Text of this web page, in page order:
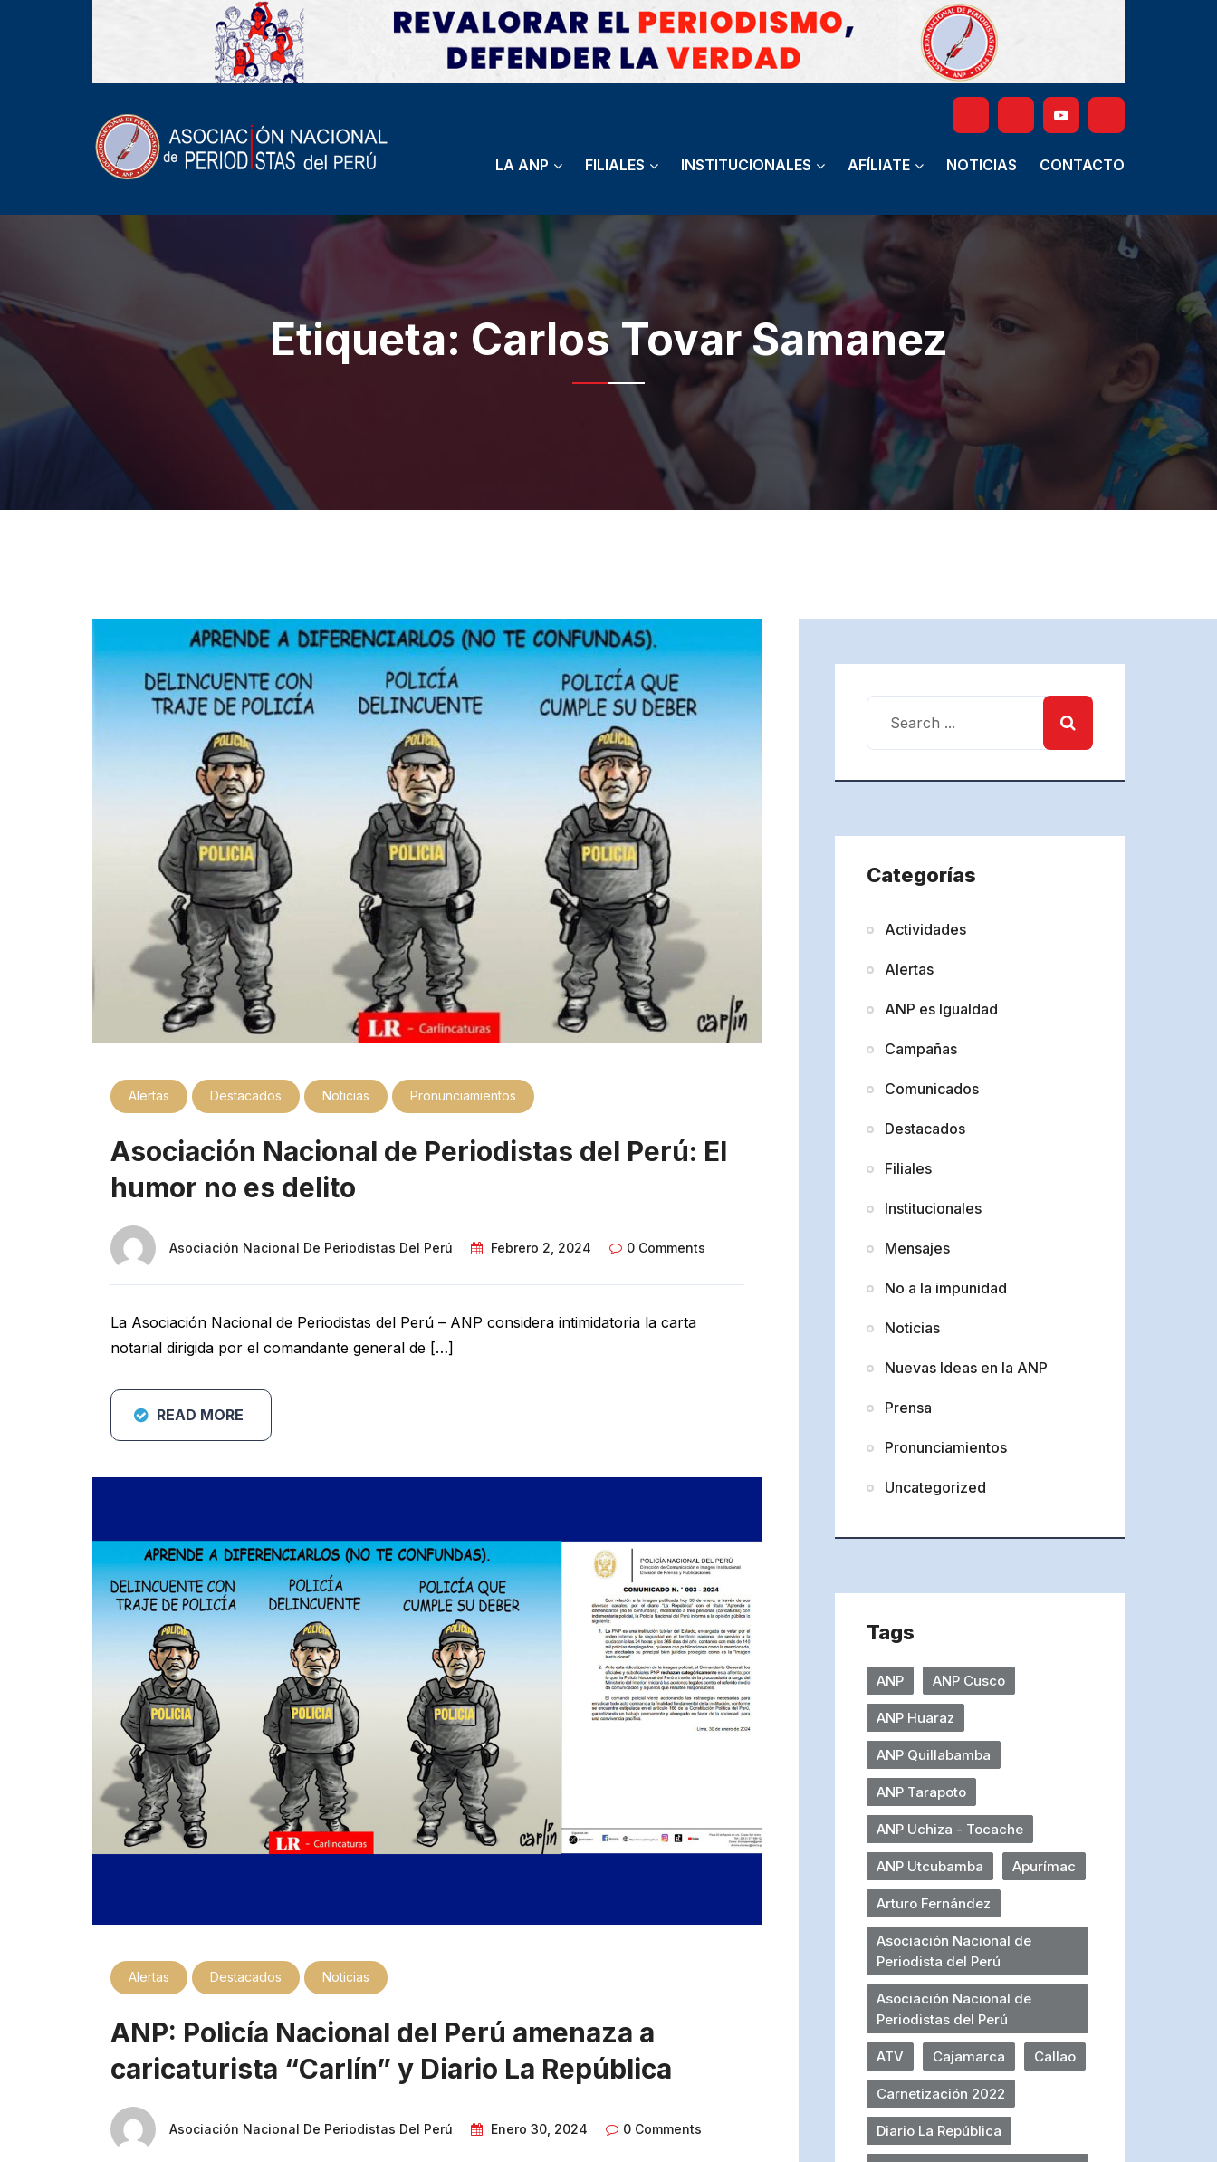
LA ANP FILIALES INSTITUCIONALES AFÍLIATE NOTICIAS CONTACTO
Etiqueta: Carlos Tovar Samanez
Alertas Destacados Noticias Pronunciamientos
Asociación Nacional de Periodistas del Perú: El
humor no es delito
Asociación Nacional De Periodistas Del Perú Febrero 2, 2024 0 Comments
La Asociación Nacional de Periodistas del Perú – ANP considera intimidatoria la carta
notarial dirigida por el comandante general de […]
READ MORE
Alertas Destacados Noticias
ANP: Policía Nacional del Perú amenaza a
caricaturista “Carlín” y Diario La República
Asociación Nacional De Periodistas Del Perú Enero 30, 2024 0 Comments
Categorías
Actividades
Alertas
ANP es Igualdad
Campañas
Comunicados
Destacados
Filiales
Institucionales
Mensajes
No a la impunidad
Noticias
Nuevas Ideas en la ANP
Prensa
Pronunciamientos
Uncategorized
Tags
ANP ANP Cusco
ANP Huaraz
ANP Quillabamba
ANP Tarapoto
ANP Uchiza - Tocache
ANP Utcubamba Apurímac
Arturo Fernández
Asociación Nacional de
Periodista del Perú
Asociación Nacional de
Periodistas del Perú
ATV Cajamarca Callao
Carnetización 2022
Diario La República